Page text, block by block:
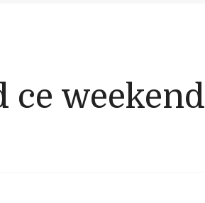
ce weekend